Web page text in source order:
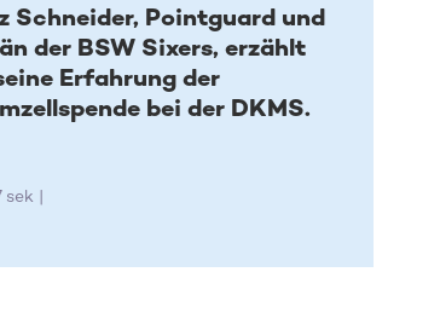
Schneider, Pointguard und
der BSW Sixers, erzählt
Erfahrung der
bei der DKMS.
sek |